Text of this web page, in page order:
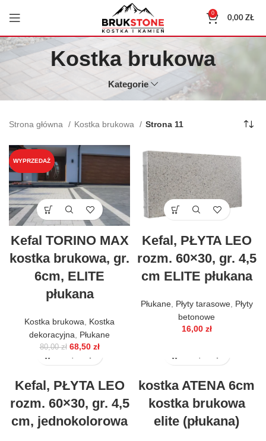
0
0,00ZŁ
Kostka brukowa
Kategorie
Strona główna Kostka brukowa Strona 11
WYPRZEDAŻ
Kefal TORINO MAX
kostka brukowa, gr.
6cm, ELITE
płukana
Kostka brukowa, Kostka
dekoracyjna, Płukane
80,00zł 68,50 zł
Kefal, PŁYTA LEO
rozm. 60×30, gr. 4,5
cm ELITE płukana
Płukane, Płyty tarasowe, Płyty
betonowe
16,00 zł
Kefal, PŁYTA LEO
rozm. 60×30, gr. 4,5
cm, jednokolorowa
kostka ATENA 6cm
kostka brukowa
elite (płukana)